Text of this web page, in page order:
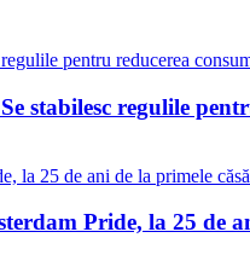
stabilesc regulile
Pride, la 25 de